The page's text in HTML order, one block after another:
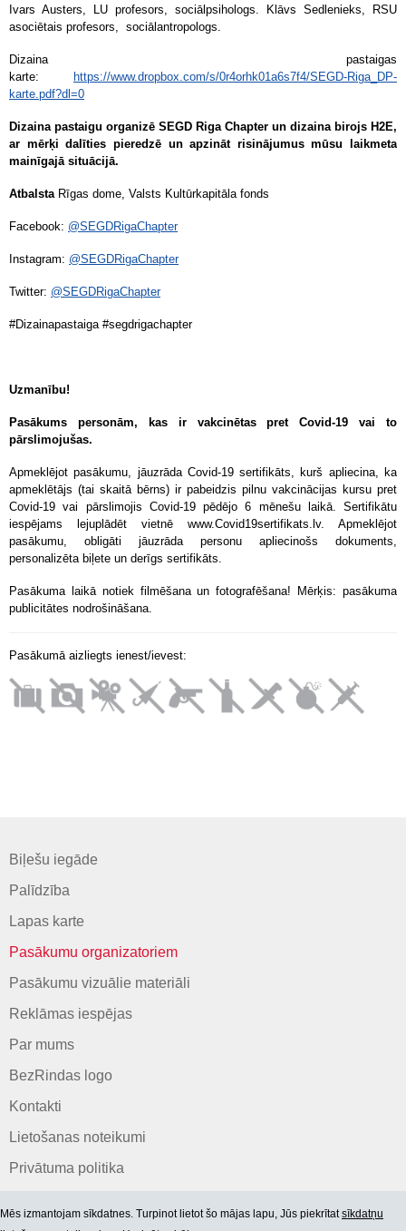
Ivars Austers, LU profesors, sociālpsihologs. Klāvs Sedlenieks, RSU
asociētais profesors, sociālantropologs.
Dizaina pastaigas
karte:
https://www.dropbox.com/s/0r4orhk01a6s7f4/SEGD-Riga_DP-
karte.pdf?dl=0
Dizaina pastaigu organizē SEGD Riga Chapter un dizaina birojs H2E,
ar mērķi dalīties pieredzē un apzināt risinājumus mūsu laikmeta
mainīgajā situācijā.
Atbalsta Rīgas dome, Valsts Kultūrkapitāla fonds
Facebook: @SEGDRigaChapter
Instagram: @SEGDRigaChapter
Twitter: @SEGDRigaChapter
#Dizainapastaiga #segdrigachapter
Uzmanību!
Pasākums personām, kas ir vakcinētas pret Covid-19 vai to
pārslimojušas.
Apmeklējot pasākumu, jāuzrāda Covid-19 sertifikāts, kurš apliecina, ka
apmeklētājs (tai skaitā bērns) ir pabeidzis pilnu vakcinācijas kursu pret
Covid-19 vai pārslimojis Covid-19 pēdējo 6 mēnešu laikā. Sertifikātu
iespējams lejuplādēt vietnē www.Covid19sertifikats.lv. Apmeklējot
pasākumu, obligāti jāuzrāda personu apliecinošs dokuments,
personalizēta biļete un derīgs sertifikāts.
Pasākuma laikā notiek filmēšana un fotografēšana! Mērķis: pasākuma
publicitātes nodrošināšana.
Pasākumā aizliegts ienest/ievest:
Biļešu iegāde
Palīdzība
Lapas karte
Pasākumu organizatoriem
Pasākumu vizuālie materiāli
Reklāmas iespējas
Par mums
BezRindas logo
Kontakti
Lietošanas noteikumi
Privātuma politika
Mēs izmantojam sīkdatnes. Turpinot lietot šo mājas lapu, Jūs piekrītatsīkdatņu